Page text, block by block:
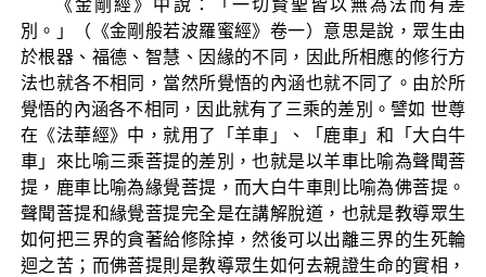
《金剛經》中說：「一切賢聖皆以無為法而有差
別。」（《金剛般若波羅蜜經》卷一）意思是說，眾生由
於根器、福德、智慧、因緣的不同，因此所相應的修行方
法也就各不相同，當然所覺悟的內涵也就不同了。由於所
覺悟的內涵各不相同，因此就有了三乘的差別。譬如 世尊
在《法華經》中，就用了「羊車」、「鹿車」和「大白牛
車」來比喻三乘菩提的差別，也就是以羊車比喻為聲聞菩
提，鹿車比喻為緣覺菩提，而大白牛車則比喻為佛菩提。
聲聞菩提和緣覺菩提完全是在講解脫道，也就是教導眾生
如何把三界的貪著給修除掉，然後可以出離三界的生死輪
迴之苦；而佛菩提則是教導眾生如何去親證生命的實相，